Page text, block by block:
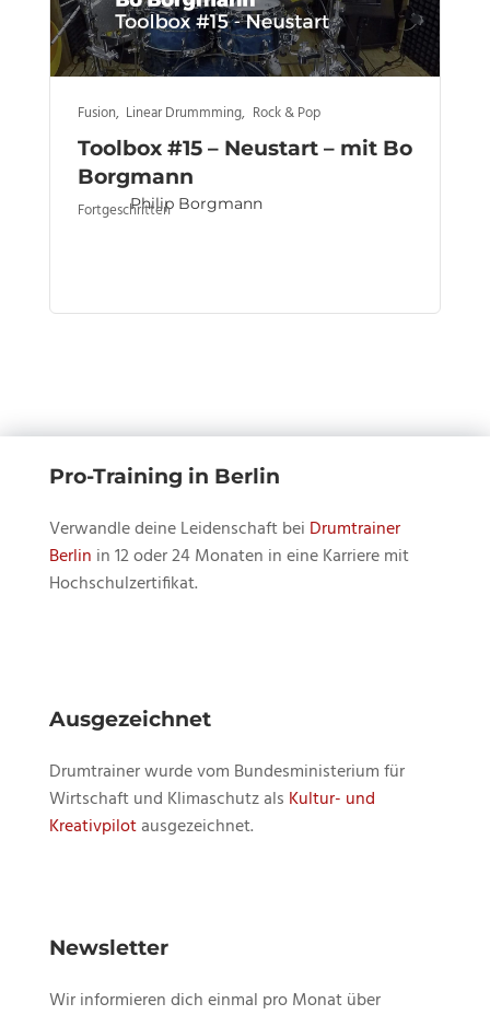
Fusion, Linear Drummming, Rock & Pop
Toolbox #15 – Neustart – mit Bo
Borgmann
FortgeschrittenPhilip Borgmann
Pro-Training in Berlin
Verwandle deine Leidenschaft bei Drumtrainer
Berlin in 12 oder 24 Monaten in eine Karriere mit
Hochschulzertifikat.
Ausgezeichnet
Drumtrainer wurde vom Bundesministerium für
Wirtschaft und Klimaschutz als Kultur- und
Kreativpilotausgezeichnet.
Newsletter
Wir informieren dich einmal pro Monat über